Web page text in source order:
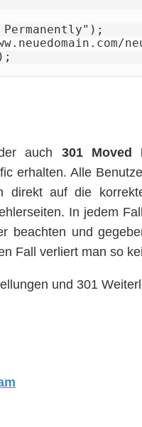
Permanently");
auch 301 Moved
erhalten. Alle
direkt auf die
In jedem
beachten und
Fall verliert man so
und 301